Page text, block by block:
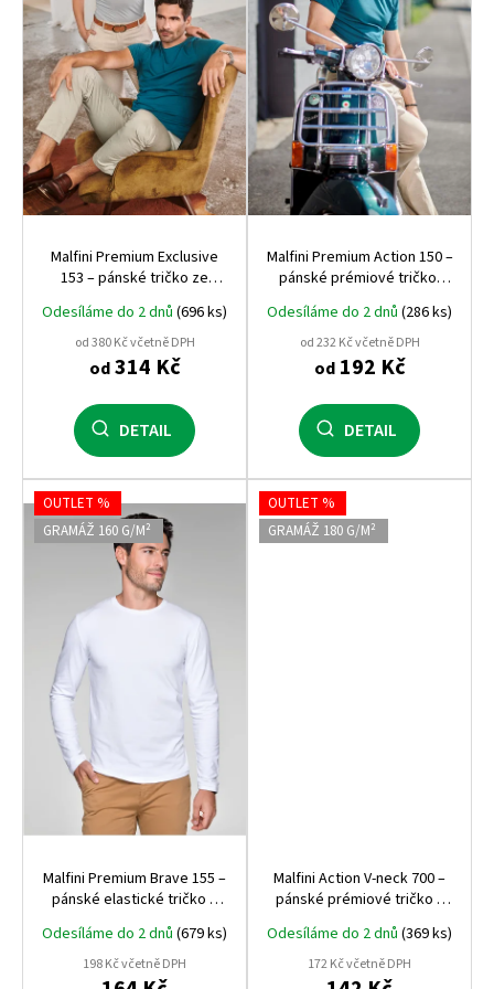
p
r
o
d
u
k
t
ů
Malfini Premium Exclusive
153 – pánské tričko ze
luxusní zpracování pro
náročné
Odesíláme do 2 dnů (696 ks)
od 380 Kč včetně DPH
od314 Kč
DETAIL
Malfini Premium Action 150 –
pánské prémiové tričko,
bavlny, luxusní zpracování
Odesíláme do 2 dnů (286 ks)
od 232 Kč včetně DPH
od192 Kč
DETAIL
OUTLET %
GRAMÁŽ 160 G/M²
Malfini Premium Brave 155 –
pánské elastické tričko s
bavlna + elastan
Odesíláme do 2 dnů (679 ks)
198 Kč včetně DPH
OUTLET %
GRAMÁŽ 180 G/M²
Malfini Action V‑neck 700 –
pánské prémiové tričko s
bavlna, 5 % elastan
Odesíláme do 2 dnů (369 ks)
172 Kč včetně DPH